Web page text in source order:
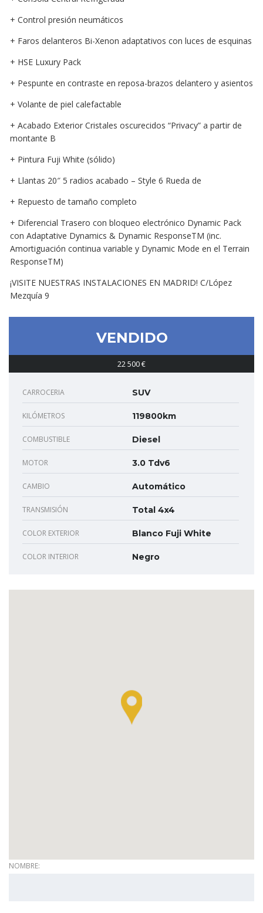
+ Control presión neumáticos
+ Faros delanteros Bi-Xenon adaptativos con luces de esquinas
+ HSE Luxury Pack
+ Pespunte en contraste en reposa-brazos delantero y asientos
+ Volante de piel calefactable
+ Acabado Exterior Cristales oscurecidos “Privacy” a partir de
montante B
+ Pintura Fuji White (sólido)
+ Llantas 20″ 5 radios acabado – Style 6 Rueda de
+ Repuesto de tamaño completo
+ Diferencial Trasero con bloqueo electrónico Dynamic Pack
con Adaptative Dynamics & Dynamic ResponseTM (inc.
Amortiguación continua variable y Dynamic Mode en el Terrain
ResponseTM)
¡VISITE NUESTRAS INSTALACIONES EN MADRID! C/López
Mezquía 9
VENDIDO
22 500 €
CARROCERIA SUV
KILÓMETROS 119800km
COMBUSTIBLE Diesel
MOTOR 3.0 Tdv6
CAMBIO Automático
TRANSMISIÓN Total 4x4
COLOR EXTERIOR Blanco Fuji White
COLOR INTERIOR Negro
NOMBRE: